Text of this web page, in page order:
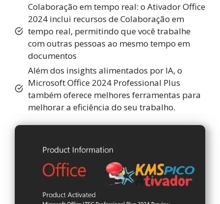
Colaboração em tempo real: o Ativador Office
2024 inclui recursos de Colaboração em
tempo real, permitindo que você trabalhe
com outras pessoas ao mesmo tempo em
documentos
Além dos insights alimentados por IA, o
Microsoft Office 2024 Professional Plus
também oferece melhores ferramentas para
melhorar a eficiência do seu trabalho.